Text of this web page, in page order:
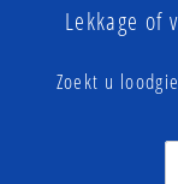
Lekkage of
Zoekt u